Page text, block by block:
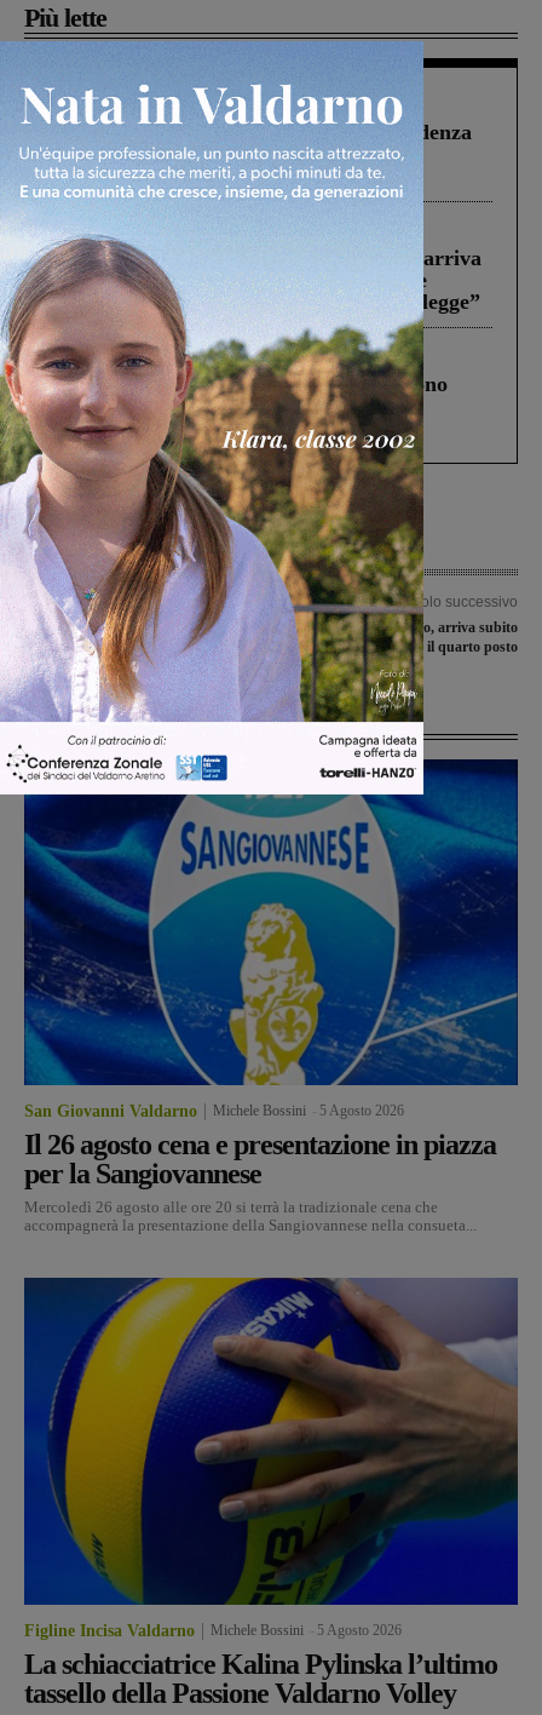
Più lette
Figline Incisa Valdarno 1 Agosto 2026
Piscina di Figline finanziata oltre la scadenza
Pnrr, il gruppo di Fratelli d’Italia: “Un
ringraziamento al Governo”
Reggello 30 Luglio 2026
Reggello, la chiusura di ‘Mordi e fuggi’ arriva
in Consiglio. Il sindaco: “Come Comune
abbiamo agito solo per far rispettare la legge”
Cronaca 4 Agosto 2026
Un anno fa la strage in A1 in cui morirono
Gianni, Giulia e Franco. Lo schianto, il
processo, lo stop ai sorpassi fra tir....
Articolo precedente
Impresa del Valdarno Insieme,
battuta la capolista
Articolo successivo
Capolavoro della Giglio, arriva subito
il quarto posto
Ultime Notizie
San Giovanni Valdarno Michele Bossini 5 Agosto 2026
Il 26 agosto cena e presentazione in piazza
per la Sangiovannese
Mercoledì 26 agosto alle ore 20 si terrà la tradizionale cena che
accompagnerà la presentazione della Sangiovannese nella consueta...
Figline Incisa Valdarno Michele Bossini 5 Agosto 2026
La schiacciatrice Kalina Pylinska l’ultimo
tassello della Passione Valdarno Volley